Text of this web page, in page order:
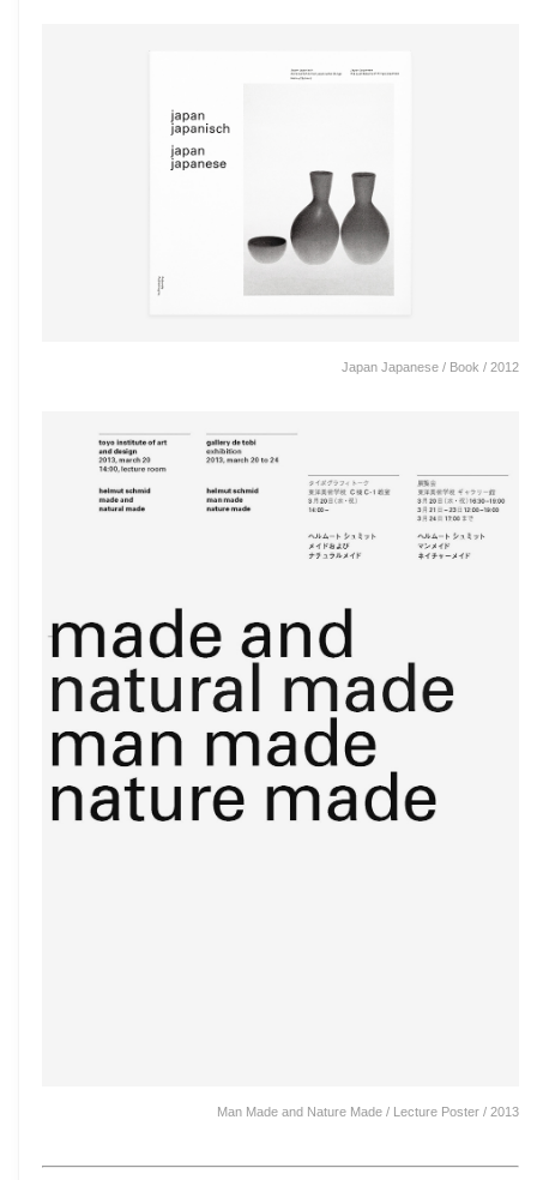
Japan Japanese / Book / 2012
Man Made and Nature Made / Lecture Poster / 2013